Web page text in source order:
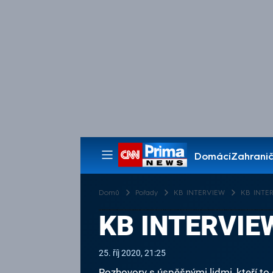
Domácí
Pořady
Domů Pořady KB INTERVIEW KB
KB
25. říj 2020, 21:25